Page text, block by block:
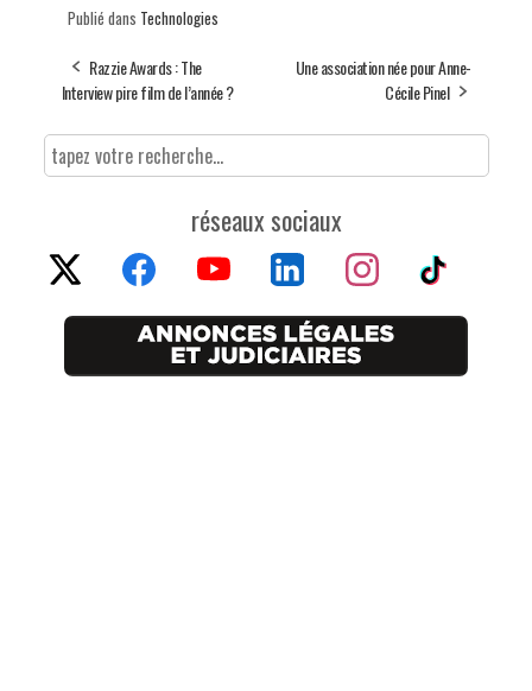
Publié dans Technologies
Razzie Awards : The
Interview pire film de l’année ?
Une association née pour Anne-
Cécile Pinel
réseaux sociaux